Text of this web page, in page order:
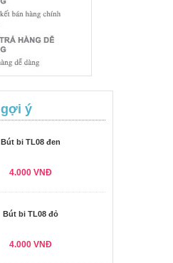
ý
Bút bi TL08 đen
4.000 VNĐ
Bút bi TL08 đỏ
4.000 VNĐ